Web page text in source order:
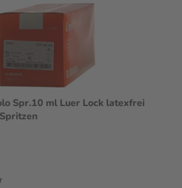
Spr.10 ml Luer Lock latexfrei